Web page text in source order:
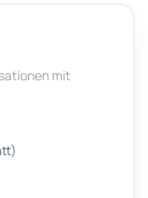
mit